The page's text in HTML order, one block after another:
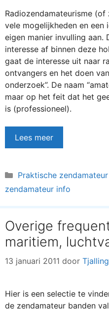
Radiozendamateurisme
vele mogelijkheden en
eigen manier invulling aan.
interesse af binnen deze
gaat de interesse uit naar
ontvangers en het doen
onderzoek”. De naam
maar op het feit dat het
is (professioneel).
Lees meer
Categorieën
Praktische
zendamateur info
Overige
maritiem,
13 januari 2011 door
Hier is een selectie te
de zendamateur banden